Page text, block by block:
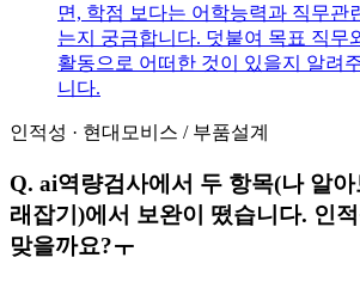
면, 학점 보다는 어학능력과 직무관
는지 궁금합니다. 덧붙여 목표 직무
활동으로 어떠한 것이 있을지 알려
니다.
인적성 · 현대모비스 / 부품설계
Q. ai역량검사에서 두 항목(나 알
래잡기)에서 보완이 떴습니다. 인
맞을까요?ㅜ